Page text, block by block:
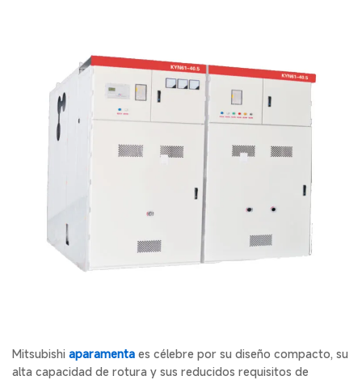
Mitsubishi aparamenta es célebre por su diseño compacto, su
alta capacidad de rotura y sus reducidos requisitos de